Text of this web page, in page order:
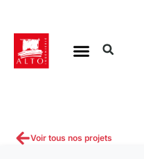
contenu
Voir tous nos projets